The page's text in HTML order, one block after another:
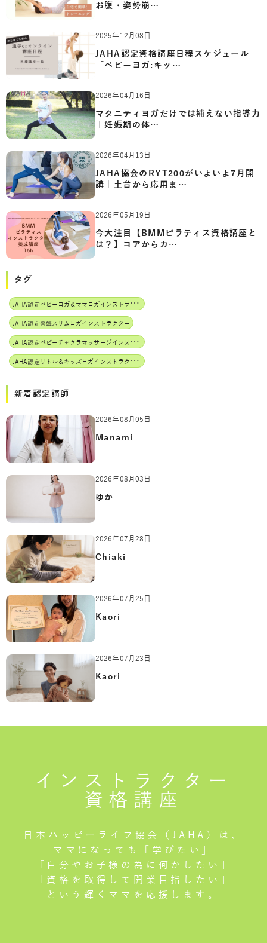
お腹・姿勢崩…
2025年12月08日
JAHA認定資格講座日程スケジュール
「ベビーヨガ:キッ…
2026年04月16日
マタニティヨガだけでは補えない指導力
｜妊娠期の体…
2026年04月13日
JAHA協会のRYT200がいよいよ7月開
講｜土台から応用ま…
2026年05月19日
今大注目【BMMピラティス資格講座と
は？】コアからカ…
タグ
J
AHA認定ベビーヨガ＆ママヨガインストラクター
JAHA認定骨盤スリムヨガインストラクター
J
AHA認定ベビーチャクラマッサージインストラクター
J
AHA認定リトル＆キッズヨガインストラクター
新着認定講師
2026年08月05日
Manami
2026年08月03日
ゆか
2026年07月28日
Chiaki
2026年07月25日
Kaori
2026年07月23日
Kaori
インストラクター
資格講座
日本ハッピーライフ協会（JAHA）は、
ママになっても「学びたい」
「自分やお子様の為に何かしたい」
「資格を取得して開業目指したい」
という輝くママを応援します。